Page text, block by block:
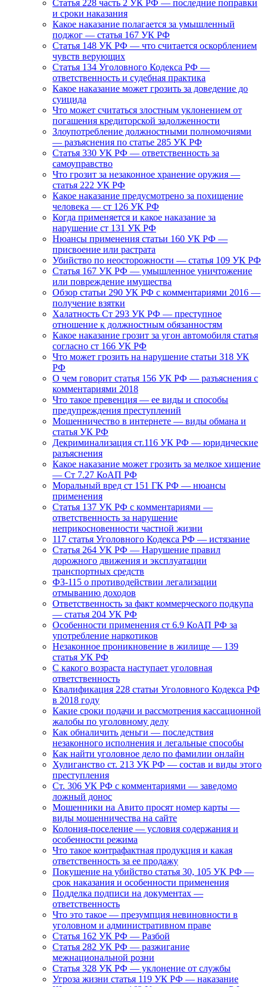
Статья 228 часть 2 УК РФ — последние поправки
и сроки наказания
Какое наказание полагается за умышленный
поджог — статья 167 УК РФ
Статья 148 УК РФ — что считается оскорблением
чувств верующих
Статья 134 Уголовного Кодекса РФ —
ответственность и судебная практика
Какое наказание может грозить за доведение до
суицида
Что может считаться злостным уклонением от
погашения кредиторской задолженности
Злоупотребление должностными полномочиями
— разъяснения по статье 285 УК РФ
Статья 330 УК РФ — ответственность за
самоуправство
Что грозит за незаконное хранение оружия —
статья 222 УК РФ
Какое наказание предусмотрено за похищение
человека — ст 126 УК РФ
Когда применяется и какое наказание за
нарушение ст 131 УК РФ
Нюансы применения статьи 160 УК РФ —
присвоение или растрата
Убийство по неосторожности — статья 109 УК РФ
Статья 167 УК РФ — умышленное уничтожение
или повреждение имущества
Обзор статьи 290 УК РФ с комментариями 2016 —
получение взятки
Халатность Ст 293 УК РФ — преступное
отношение к должностным обязанностям
Какое наказание грозит за угон автомобиля статья
согласно ст 166 УК РФ
Что может грозить на нарушение статьи 318 УК
РФ
О чем говорит статья 156 УК РФ — разъяснения с
комментариями 2018
Что такое превенция — ее виды и способы
предупреждения преступлений
Мошенничество в интернете — виды обмана и
статья УК РФ
Декриминализация ст.116 УК РФ — юридические
разъяснения
Какое наказание может грозить за мелкое хищение
— Ст 7.27 КоАП РФ
Моральный вред ст 151 ГК РФ — нюансы
применения
Статья 137 УК РФ с комментариями —
ответственность за нарушение
неприкосновенности частной жизни
117 статья Уголовного Кодекса РФ — истязание
Статья 264 УК РФ — Нарушение правил
дорожного движения и эксплуатации
транспортных средств
ФЗ-115 о противодействии легализации
отмыванию доходов
Ответственность за факт коммерческого подкупа
— статья 204 УК РФ
Особенности применения ст 6.9 КоАП РФ за
употребление наркотиков
Незаконное проникновение в жилище — 139
статья УК РФ
С какого возраста наступает уголовная
ответственность
Квалификация 228 статьи Уголовного Кодекса РФ
в 2018 году
Какие сроки подачи и рассмотрения кассационной
жалобы по уголовному делу
Как обналичить деньги — последствия
незаконного исполнения и легальные способы
Как найти уголовное дело по фамилии онлайн
Хулиганство ст. 213 УК РФ — состав и виды этого
преступления
Ст. 306 УК РФ с комментариями — заведомо
ложный донос
Мошенники на Авито просят номер карты —
виды мошенничества на сайте
Колония-поселение — условия содержания и
особенности режима
Что такое контрафактная продукция и какая
ответственность за ее продажу
Покушение на убийство статья 30, 105 УК РФ —
срок наказания и особенности применения
Подделка подписи на документах —
ответственность
Что это такое — презумпция невиновности в
уголовном и административном праве
Статья 162 УК РФ — Разбой
Статья 282 УК РФ — разжигание
межнациональной розни
Статья 328 УК РФ — уклонение от службы
Угроза жизни статья 119 УК РФ — наказание